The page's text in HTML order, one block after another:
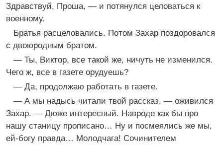
Здравствуй, Проша, — и потянулся целоваться к
военному.
Братья расцеловались. Потом Захар поздоровался
с двоюродным братом.
— Ты, Виктор, все такой же, ничуть не изменился.
Чего ж, все в газете орудуешь?
— Да, продолжаю работать в газете.
— А мы надысь читали твой рассказ, — оживился
Захар. — Дюже интересный. Навроде как бы про
нашу станицу прописано… Ну и посмеялись же мы,
ей-богу правда… Молодчага! Сочинителем